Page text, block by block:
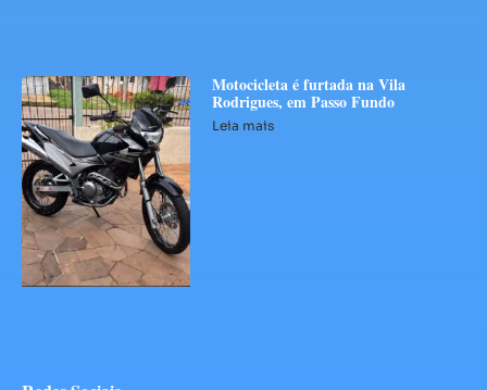
Motocicleta é furtada na Vila
Rodrigues, em Passo Fundo
Leia mais